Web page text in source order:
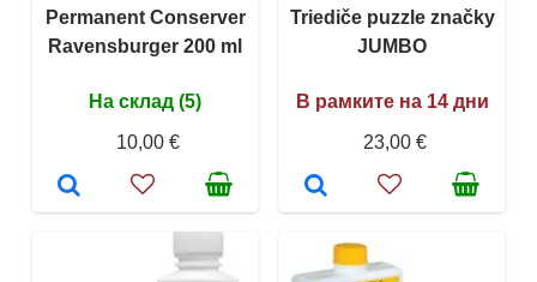
Permanent Conserver
Ravensburger 200 ml
На склад (5)
10,00 €
Triediče puzzle značky
JUMBO
В рамките на 14 дни
23,00 €